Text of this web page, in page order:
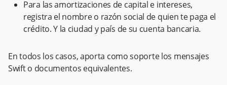
Para las amortizaciones de capital e intereses,
registra el nombre o razón social de quien te paga el
crédito. Y la ciudad y país de su cuenta bancaria.
En todos los casos, aporta como soporte los mensajes
Swift o documentos equivalentes.